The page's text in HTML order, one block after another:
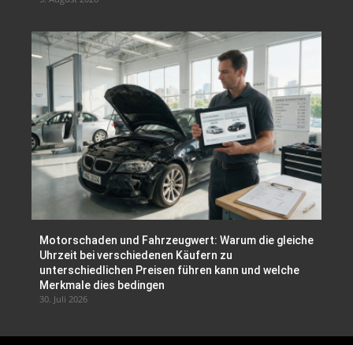
Motorschaden und Fahrzeugwert: Warum die gleiche
Uhrzeit bei verschiedenen Käufern zu
unterschiedlichen Preisen führen kann und welche
Merkmale dies bedingen
30. Juli 2026